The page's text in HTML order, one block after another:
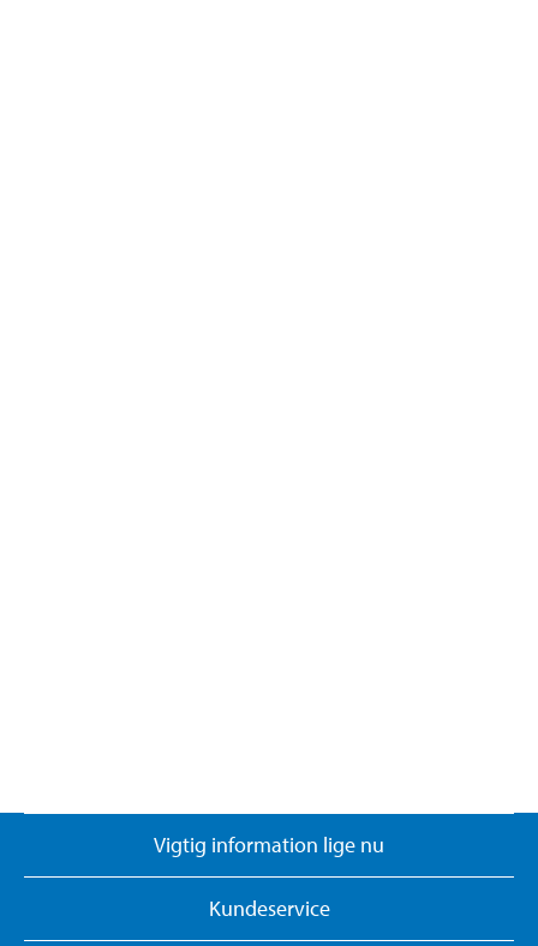
Vigtig information lige nu
Kundeservice